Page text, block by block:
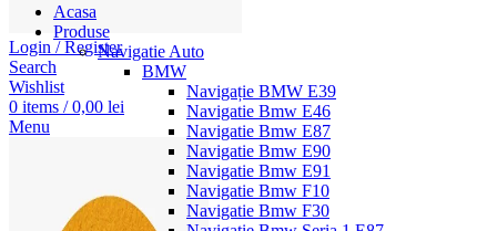
Login / Register
Search
Wishlist
0 items / 0,00 lei
Menu
Acasa
Produse
Navigatie Auto
BMW
Navigație BMW E39
Navigatie Bmw E46
Navigatie Bmw E87
Navigatie Bmw E90
Navigatie Bmw E91
Navigatie Bmw F10
Navigatie Bmw F30